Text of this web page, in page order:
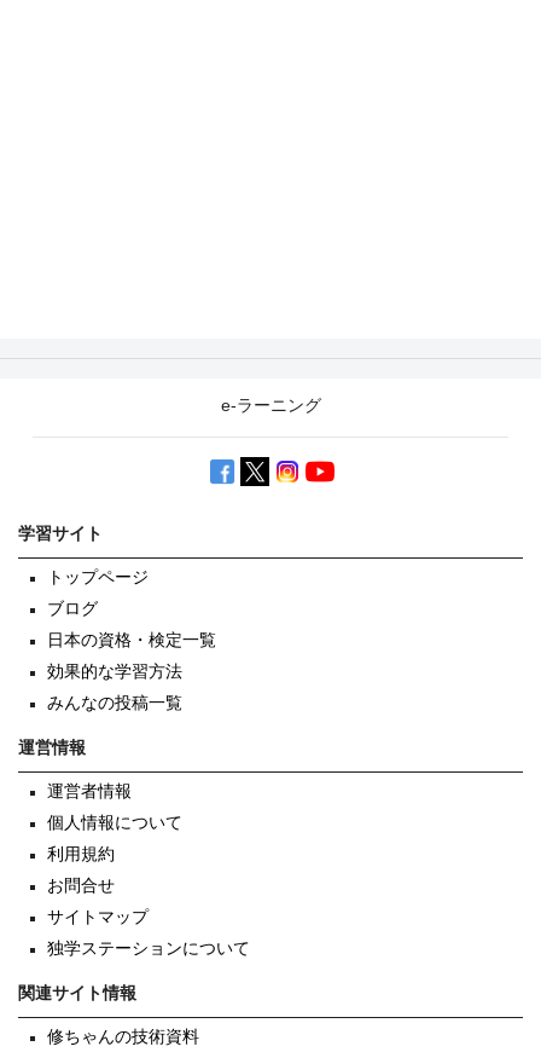
e-ラーニング
学習サイト
トップページ
ブログ
日本の資格・検定一覧
効果的な学習方法
みんなの投稿一覧
運営情報
運営者情報
個人情報について
利用規約
お問合せ
サイトマップ
独学ステーションについて
関連サイト情報
修ちゃんの技術資料